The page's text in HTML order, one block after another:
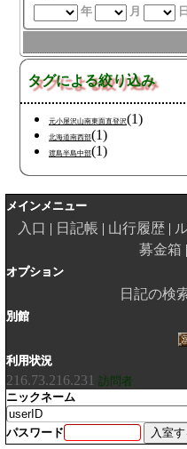
年
月 日
タグによる絞り込み
元小屋沢山南東面直登沢(1)
北海道南西部(1)
渡島半島中部(1)
メインメニュー
入口 日記帳 山行履歴
募金箱
オプション
日記の検
別館
利用状況
216.73.216.231 訪問者
ニックネーム
パスワード